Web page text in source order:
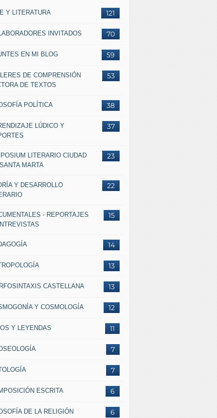
121
Y LITERATURA
70
INVITADOS
59
EN MI BLOG
53
DE COMPRENSIÓN
DE TEXTOS
38
POLÍTICA
37
LÚDICO Y
23
LITERARIO CIUDAD
MARTA
22
Y DESARROLLO
15
- REPORTAJES
14
13
13
CASTELLANA
12
Y COSMOLOGÍA
11
Y LEYENDAS
7
7
6
ESCRITA
6
DE LA RELIGIÓN